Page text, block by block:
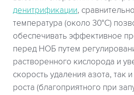
денитрификации,
температура (около 30°С)
обеспечивать эффективное
перед НОБ путем
растворенного кислорода и
скорость удаления азота, так
роста (благоприятного при